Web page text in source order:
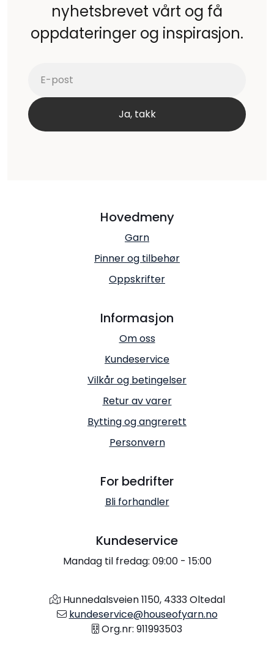
nyhetsbrevet vårt og få
oppdateringer og inspirasjon.
Hovedmeny
Garn
Pinner og tilbehør
Oppskrifter
Informasjon
Om oss
Kundeservice
Vilkår og betingelser
Retur av varer
Bytting og angrerett
Personvern
For bedrifter
Bli forhandler
Kundeservice
Mandag til fredag: 09:00 - 15:00
Hunnedalsveien 1150, 4333 Oltedal
kundeservice@houseofyarn.no
Org.nr: 911993503